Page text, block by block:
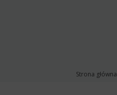
Strona główna